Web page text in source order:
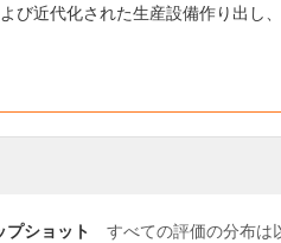
び近代化された生産設備作り出し
プショット
すべての評価の分布は